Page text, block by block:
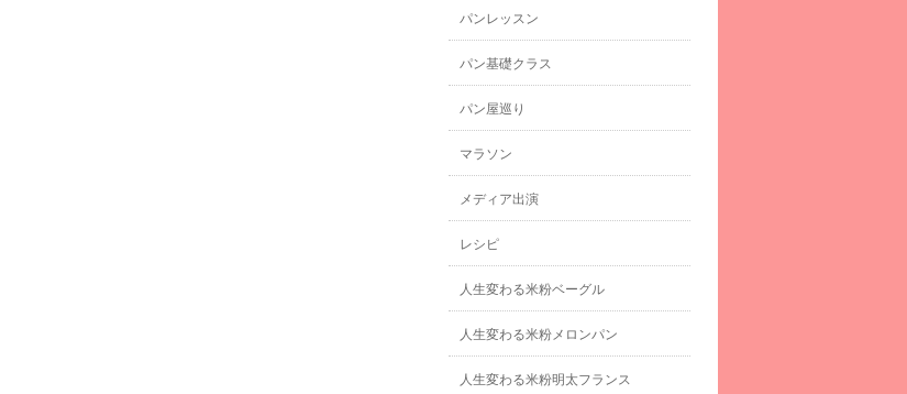
パンレッスン
パン基礎クラス
パン屋巡り
マラソン
メディア出演
レシピ
人生変わる米粉ベーグル
人生変わる米粉メロンパン
人生変わる米粉明太フランス